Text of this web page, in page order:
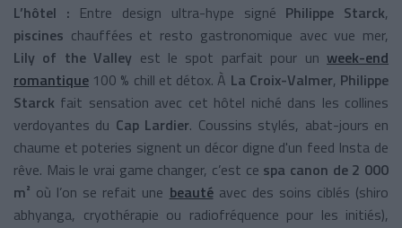
L’hôtel : Entre design ultra-hype signé Philippe Starck,
piscines chauffées et resto gastronomique avec vue mer,
Lily of the Valley est le spot parfait pour unweek-end
romantique 100 % chill et détox. À La Croix-Valmer, Philippe
Starck fait sensation avec cet hôtel niché dans les collines
verdoyantes du Cap Lardier. Coussins stylés, abat-jours en
chaume et poteries signent un décor digne d'un feed Insta de
rêve. Mais le vrai game changer, c’est ce spa canon de 2 000
m² où l’on se refait une beauté avec des soins ciblés (shiro
abhyanga, cryothérapie ou radiofréquence pour les initiés),